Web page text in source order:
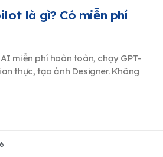
là gì? Có miễn phí
miễn phí hoàn toàn, chạy GPT-
thực, tạo ảnh Designer. Không